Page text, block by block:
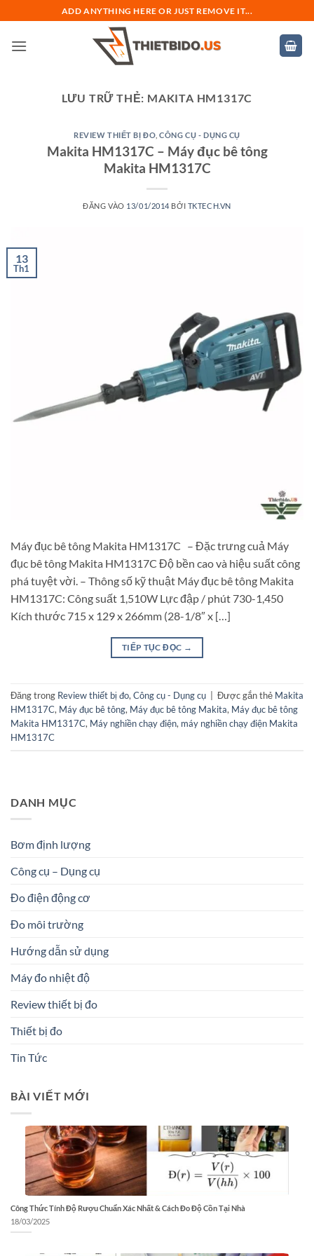
qua
nội
ADD ANYTHING HERE OR JUST REMOVE IT...
LƯU TRỮ THẺ: MAKITA HM1317C
REVIEW THIẾT BỊ ĐO ,CÔNG CỤ - DỤNG CỤ
Makita HM1317C – Máy đục bê tông
Makita HM1317C
ĐĂNG VÀO 13/01/2014 BỞI TKTECH.VN
13
Th1
Máy đục bê tông Makita HM1317C – Đặc trưng cuả Máy
đục bê tông Makita HM1317C Độ bền cao và hiệu suất công
phá tuyệt vời. – Thông số kỹ thuật Máy đục bê tông Makita
HM1317C: Công suất 1,510W Lực đập / phút 730-1,450
Kích thước 715 x 129 x 266mm (28-1/8″ x […]
TIẾP TỤC ĐỌC →
Đăng trong Review thiết bị đo, Công cụ - Dụng cụ Được gắn thẻ Makita
HM1317C, Máy đục bê tông, Máy đục bê tông Makita, Máy đục bê tông
Makita HM1317C, Máy nghiền chạy điện, máy nghiền chạy điện Makita
HM1317C
DANH MỤC
Bơm định lượng
Công cụ – Dụng cụ
Đo điện động cơ
Đo môi trường
Hướng dẫn sử dụng
Máy đo nhiệt độ
Review thiết bị đo
Thiết bị đo
Tin Tức
BÀI VIẾT MỚI
Công Thức Tính Độ Rượu Chuẩn Xác Nhất & Cách Đo Độ Cồn Tại Nhà
18/03/2025